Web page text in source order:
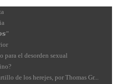
para el desorden sexual
de los herejes, por Thomas Gr...